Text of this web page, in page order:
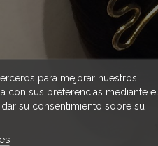
para mejorar nuestros
con sus preferencias mediante el
su consentimiento sobre su